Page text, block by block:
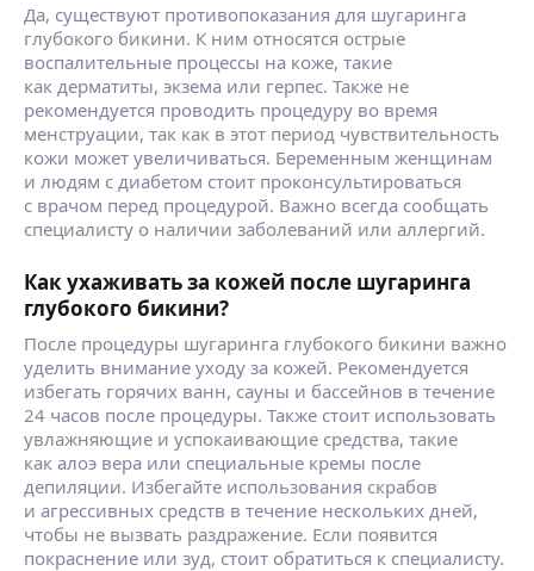
Да, существуют противопоказания для шугаринга
глубокого бикини. К ним относятся острые
воспалительные процессы на коже, такие
как дерматиты, экзема или герпес. Также не
рекомендуется проводить процедуру во время
менструации, так как в этот период чувствительность
кожи может увеличиваться. Беременным женщинам
и людям с диабетом стоит проконсультироваться
с врачом перед процедурой. Важно всегда сообщать
специалисту о наличии заболеваний или аллергий.
Как ухаживать за кожей после шугаринга
глубокого бикини?
После процедуры шугаринга глубокого бикини важно
уделить внимание уходу за кожей. Рекомендуется
избегать горячих ванн, сауны и бассейнов в течение
24 часов после процедуры. Также стоит использовать
увлажняющие и успокаивающие средства, такие
как алоэ вера или специальные кремы после
депиляции. Избегайте использования скрабов
и агрессивных средств в течение нескольких дней,
чтобы не вызвать раздражение. Если появится
покраснение или зуд, стоит обратиться к специалисту.